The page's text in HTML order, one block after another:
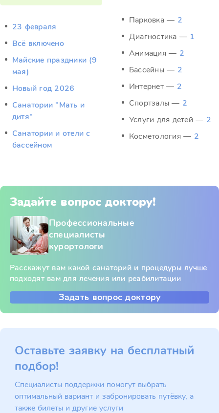
23 февраля
Всё включено
Майские праздники (9
мая)
Новый год 2026
Санатории "Мать и
дитя"
Санатории и отели с
бассейном
Парковка — 2
Диагностика — 1
Анимация — 2
Бассейны — 2
Интернет — 2
Спортзалы — 2
Услуги для детей — 2
Косметология — 2
Задайте вопрос доктору!
Профессиональные
специалисты
курортологи
Расскажут вам какой санаторий и процедуры лучше
подходят вам для лечения или реабилитации
Задать вопрос доктору
Оставьте заявку на бесплатный
подбор!
Специалисты поддержки помогут выбрать
оптимальный вариант и забронировать путёвку, а
также билеты и другие услуги